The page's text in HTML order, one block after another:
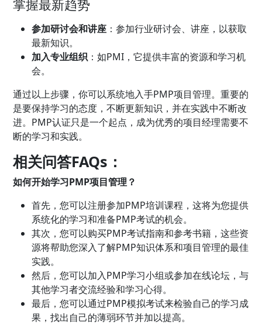
掌握最新趋势
参加研讨会和讲座 ：参加行业研讨会、讲座，以获取
最新知识。
加入专业组织 ：如PMI，它提供丰富的资源和学习机
会。
通过以上步骤，你可以系统地入手PMP项目管理。重要的
是要保持学习的态度，不断更新知识，并在实践中不断改
进。PMP认证只是一个起点，成为优秀的项目经理需要不
断的学习和实践。
相关问答FAQs：
如何开始学习PMP项目管理？
首先，您可以注册参加PMP培训课程，这将为您提供
系统化的学习和准备PMP考试的机会。
其次，您可以购买PMP考试指南和参考书籍，这些资
源将帮助您深入了解PMP知识体系和项目管理的最佳
实践。
然后，您可以加入PMP学习小组或参加在线论坛，与
其他学习者交流经验和学习心得。
最后，您可以通过PMP模拟考试来检验自己的学习成
果，找出自己的薄弱环节并加以提高。